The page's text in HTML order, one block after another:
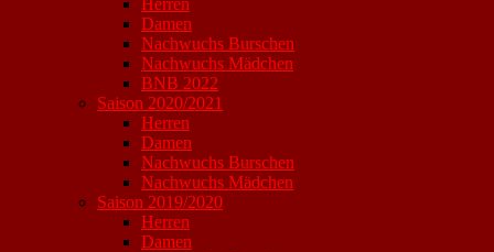
Herren
Damen
Nachwuchs Burschen
Nachwuchs Mädchen
BNB 2022
Saison 2020/2021
Herren
Damen
Nachwuchs Burschen
Nachwuchs Mädchen
Saison 2019/2020
Herren
Damen